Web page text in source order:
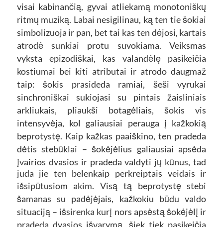
visai kabinančią, gyvai atliekamą monotoniškų
ritmų muziką. Labai nesigilinau, ką ten tie šokiai
simbolizuoja ir pan, bet tai kas ten dėjosi, kartais
atrodė sunkiai protu suvokiama. Veiksmas
vyksta epizodiškai, kas valandėlę pasikeičia
kostiumai bei kiti atributai ir atrodo daugmaž
taip: šokis prasideda ramiai, šeši vyrukai
sinchroniškai sukiojasi su pintais žaisliniais
arkliukais, pliaukši botagėliais, šokis vis
intensyvėja, kol galiausiai perauga į kažkokią
beprotystę. Kaip kažkas paaiškino, ten pradeda
dėtis stebūklai – šokėjėlius galiausiai apsėda
įvairios dvasios ir pradeda valdyti jų kūnus, tad
juda jie ten belenkaip perkreiptais veidais ir
išsipūtusiom akim. Visą tą beprotystę stebi
šamanas su padėjėjais, kažkokiu būdu valdo
situaciją – išsirenka kurį nors apsėstą šokėjėlį ir
pradeda dvasios išvarymą, šiek tiek pasikeičia